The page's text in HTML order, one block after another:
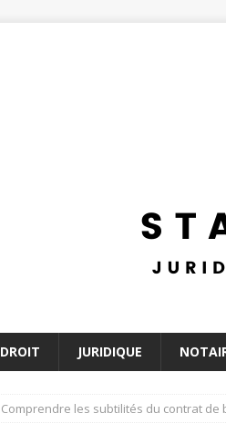
DROIT JURIDIQUE
Comprendre les subtilités du contrat de